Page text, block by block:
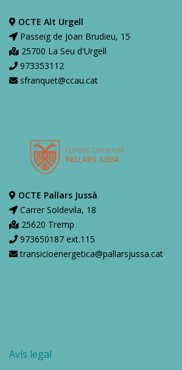
OCTE Alt Urgell
Passeig de Joan Brudieu, 15
25700 La Seu d'Urgell
973353112
sfranquet@ccau.cat
OCTE Pallars Jussà
Carrer Soldevila, 18
25620 Tremp
973650187 ext.115
transicioenergetica@pallarsjussa.cat
Avís legal